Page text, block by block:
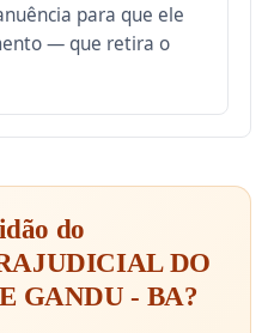
para que ele
— que retira o
do
DO
GANDU - BA?